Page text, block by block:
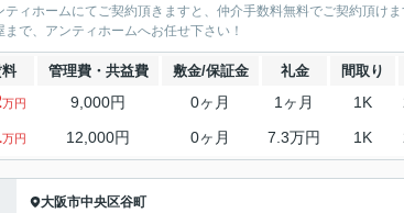
ィホームにてご契約頂きますと、仲介手数料無料でご契約頂け
で、アンティホームへお任せ下さい！
管理費・共益費 敷金/保証金 礼金 間取り
万円 9,000円 0ヶ月 1ヶ月 1K
万円 12,000円 0ヶ月 7.3万円 1K
大阪市中央区谷町